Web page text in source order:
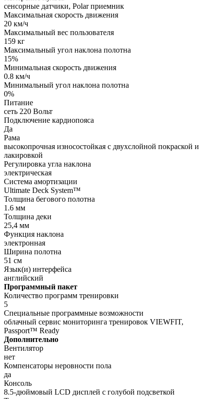
сенсорные датчики, Polar приемник
Максимальная скорость движения
20 км/ч
Максимальный вес пользователя
159 кг
Максимальный угол наклона полотна
15%
Минимальная скорость движения
0.8 км/ч
Минимальный угол наклона полотна
0%
Питание
сеть 220 Вольт
Подключение кардиопояса
Да
Рама
высокопрочная износостойкая с двухслойной покраской и
лакировкой
Регулировка угла наклона
электрическая
Система амортизации
Ultimate Deck System™
Толщина бегового полотна
1.6 мм
Толщина деки
25,4 мм
Функция наклона
электронная
Ширина полотна
51 см
Язык(и) интерфейса
английский
Программный пакет
Количество программ тренировки
5
Специальные программные возможности
облачный сервис мониторинга тренировок VIEWFIT,
Passport™ Ready
Дополнительно
Вентилятор
нет
Компенсаторы неровности пола
да
Консоль
8.5-дюймовый LCD дисплей с голубой подсветкой